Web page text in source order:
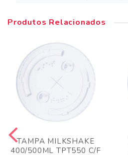
Produtos Relacionados
TAMPA MILKSHAKE
400/500ML TPT550 C/F